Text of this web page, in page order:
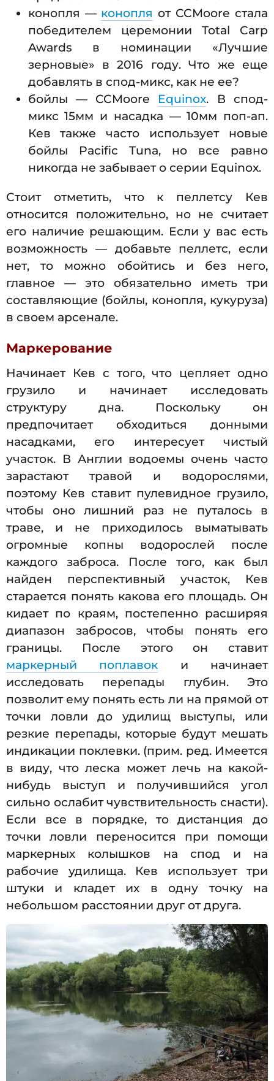
конопля — конопля от CCMoore стала
победителем церемонии Total Carp
Awards в номинации «Лучшие
зерновые» в 2016 году. Что же еще
добавлять в спод-микс, как не ее?
бойлы — CCMoore Equinox. В спод-
микс 15мм и насадка — 10мм поп-ап.
Кев также часто использует новые
бойлы Pacific Tuna, но все равно
никогда не забывает о серии Equinox.
Стоит отметить, что к пеллетсу Кев
относится положительно, но не считает
его наличие решающим. Если у вас есть
возможность — добавьте пеллетс, если
нет, то можно обойтись и без него,
главное — это обязательно иметь три
составляющие (бойлы, конопля, кукуруза)
в своем арсенале.
Маркерование
Начинает Кев с того, что цепляет одно
грузило и начинает исследовать
структуру дна. Поскольку он
предпочитает обходиться донными
насадками, его интересует чистый
участок. В Англии водоемы очень часто
зарастают травой и водорослями,
поэтому Кев ставит пулевидное грузило,
чтобы оно лишний раз не путалось в
траве, и не приходилось выматывать
огромные копны водорослей после
каждого заброса. После того, как был
найден перспективный участок, Кев
старается понять какова его площадь. Он
кидает по краям, постепенно расширяя
диапазон забросов, чтобы понять его
границы. После этого он ставит
маркерный поплавок и начинает
исследовать перепады глубин. Это
позволит ему понять есть ли на прямой от
точки ловли до удилищ выступы, или
резкие перепады, которые будут мешать
индикации поклевки. (прим. ред. Имеется
в виду, что леска может лечь на какой-
нибудь выступ и получившийся угол
сильно ослабит чувствительность снасти).
Если все в порядке, то дистанция до
точки ловли переносится при помощи
маркерных колышков на спод и на
рабочие удилища. Кев использует три
штуки и кладет их в одну точку на
небольшом расстоянии друг от друга.